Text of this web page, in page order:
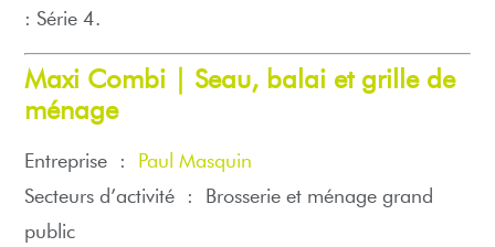
: Série 4.
Maxi Combi | Seau, balai et grille de
ménage
Entreprise :
Paul Masquin
Secteurs d’activité :
Brosserie et ménage grand
public